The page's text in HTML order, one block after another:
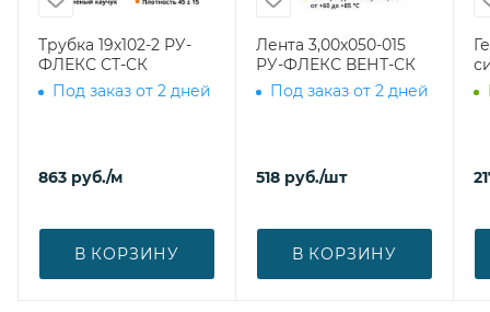
Трубка 19х102-2 РУ-
ФЛЕКС СТ-СК
Под заказ от 2 дней
863 руб./м
В КОРЗИНУ
Лента 3,00х050-015
РУ-ФЛЕКС ВЕНТ-СК
Под заказ от 2 дней
518 руб./шт
В КОРЗИНУ